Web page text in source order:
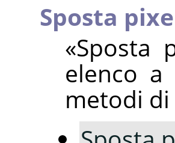
Sposta
«Sposta
elenco
metodi